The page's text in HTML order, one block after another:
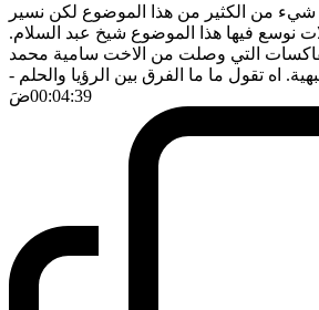
شيء من الكثير من هذا الموضوع لكن نسير
نوسع فيها هذا الموضوع شيخ عبد السلام.
التي وصلت من الاخت سامية محمد
اه تقول ما ما الفرق بين الرؤيا والحلم -
00:04:39ضَ